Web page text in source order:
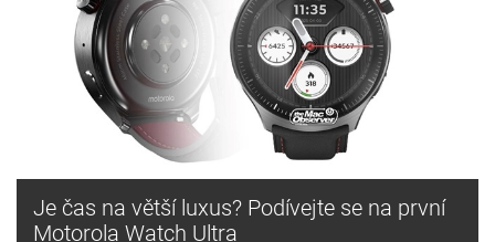
Je čas na větší luxus? Podívejte se na první
Motorola Watch Ultra